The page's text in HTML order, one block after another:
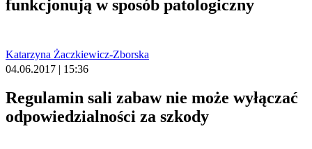
funkcjonują w sposób patologiczny
Katarzyna Żaczkiewicz-Zborska
04.06.2017 | 15:36
Regulamin sali zabaw nie może wyłączać
odpowiedzialności za szkody